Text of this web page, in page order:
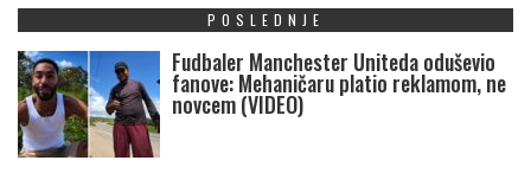
POSLEDNJE
Fudbaler Manchester Uniteda oduševio
fanove: Mehaničaru platio reklamom, ne
novcem (VIDEO)